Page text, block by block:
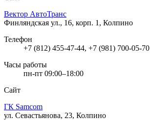
Вектор АвтоТранс
Финляндская ул., 16, корп. 1, Колпино
Телефон
+7 (812) 455-47-44, +7 (981) 700-05-70
Часы работы
пн-пт 09:00–18:00
Сайт
ГК Samcom
ул. Севастьянова, 23, Колпино